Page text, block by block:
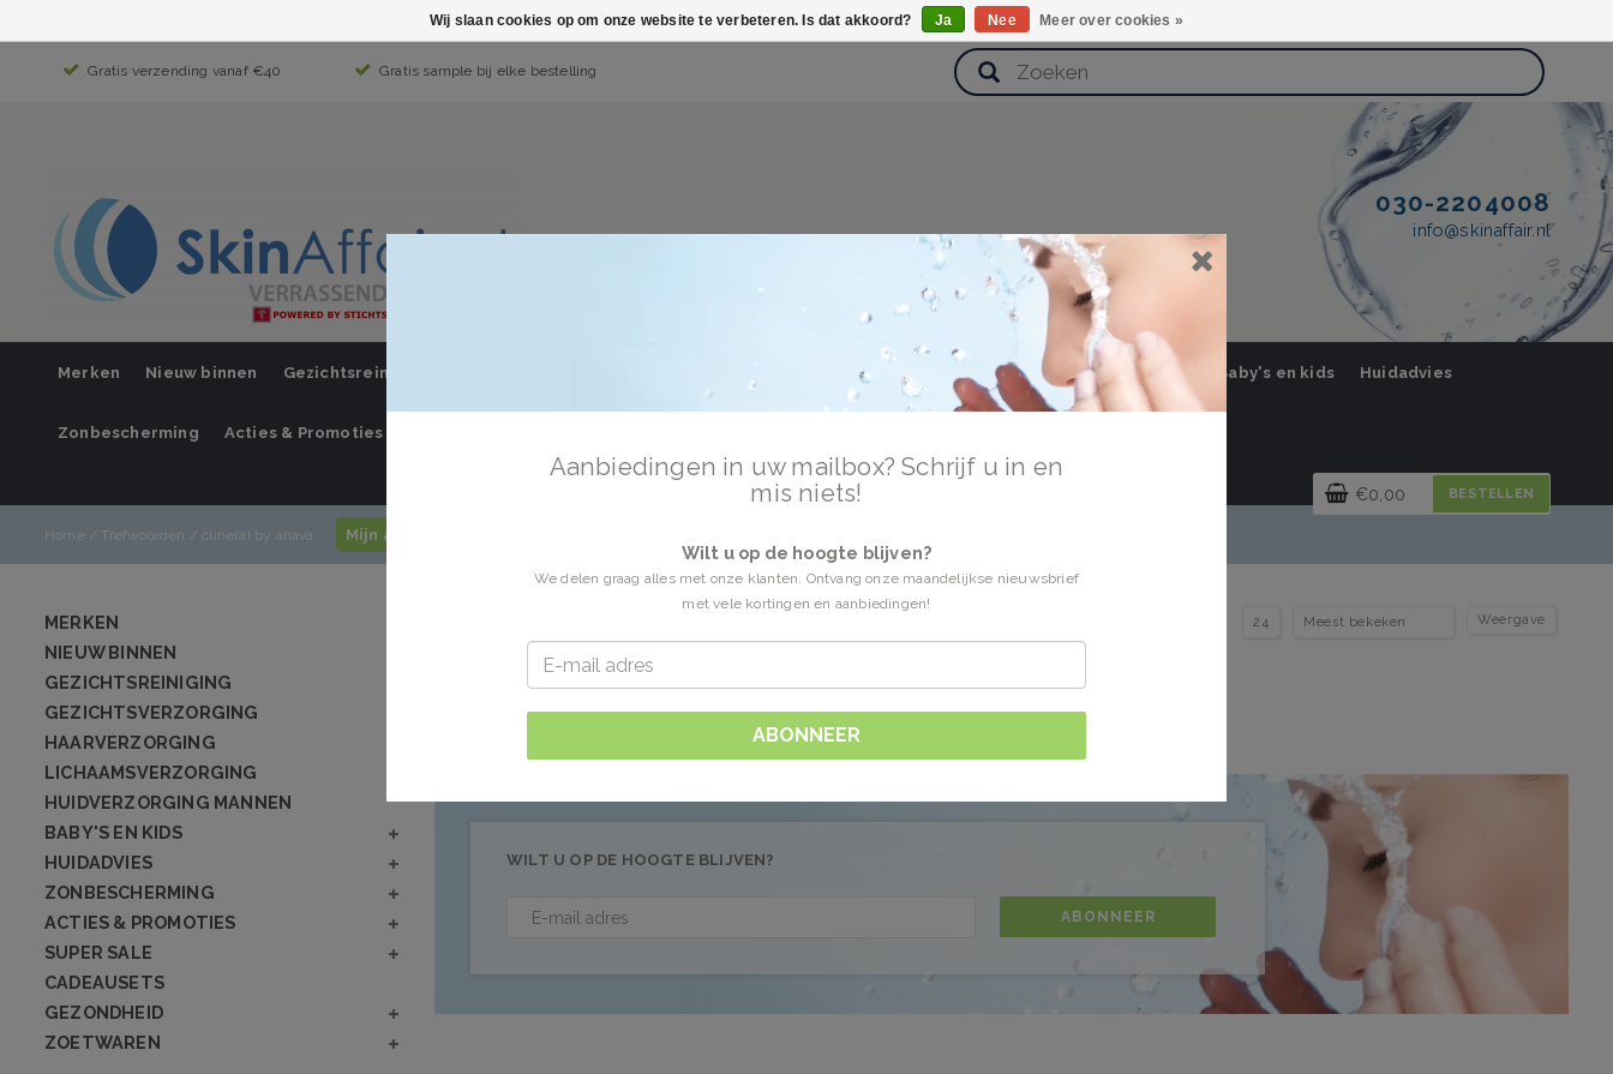
Gratis verzending vanaf €40 Gratis sample bij elke bestelling
030-2204008
info@skinaffair.nl
Merken Nieuw binnen Gezichtsreiniging Lichaamsverzorging Huidverzorging Mannen Baby's en kids Huidadvies
Zonbescherming Acties & Promoties
€0,00 BESTELLEN
Home/ Trefwoorden /clineral by ahava Mijn account / inloggen
MERKEN
NIEUW BINNEN
GEZICHTSREINIGING
GEZICHTSVERZORGING
HAARVERZORGING
LICHAAMSVERZORGING
HUIDVERZORGING MANNEN
BABY'S EN KIDS
HUIDADVIES
ZONBESCHERMING
ACTIES & PROMOTIES
SUPER SALE
CADEAUSETS
GEZONDHEID
ZOETWAREN
Producten getagd met clineral by ahava Weergave
Geen producten gevonden!...
WILT U OP DE HOOGTE BLIJVEN?
ABONNEER
Aanbiedingen in uw mailbox? Schrijf u in en
mis niets!
Wilt u op de hoogte blijven?
We delen graag alles met onze klanten. Ontvang onze maandelijkse nieuwsbrief
met vele kortingen en aanbiedingen!
ABONNEER
Wij slaan cookies op om onze website te verbeteren. Is dat akkoord? Ja Nee Meer over cookies »